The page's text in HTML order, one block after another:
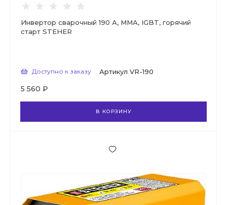
Инвертор сварочный 190 А, ММА, IGBT, горячий
старт STEHER
Доступно к заказу Артикул VR-190
5 560 ₽
В КОРЗИНУ